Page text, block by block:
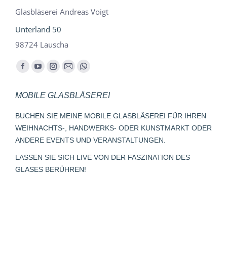
Glasbläserei Andreas Voigt
Unterland 50
98724 Lauscha
Finden Sie uns auf:
Facebook
opens
in
new
window
YouTube
opens
in
new
window
Instagram
opens
in
new
window
E-
page
opens
in
new
Whatsapp
opens
in
new
window
MOBILE GLASBLÄSEREI
BUCHEN SIE MEINE MOBILE GLASBLÄSEREI FÜR IHREN
WEIHNACHTS-, HANDWERKS- ODER KUNSTMARKT ODER
ANDERE EVENTS UND VERANSTALTUNGEN.
LASSEN SIE SICH LIVE VON DER FASZINATION DES
GLASES BERÜHREN!